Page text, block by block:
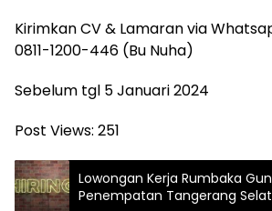
Kirimkan CV & Lamaran via
0811-1200-446 (Bu Nuha)
Sebelum tgl 5 Januari 2024
Post Views: 251
Lowongan Kerja Rumbaka
Penempatan Tangerang